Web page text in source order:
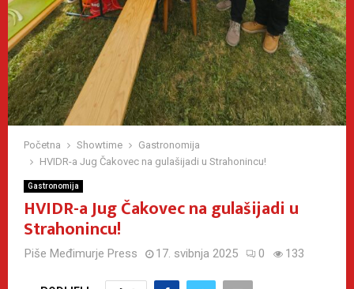
Početna Showtime
Gastronomija
HVIDR-a Jug Čakovec na gulašijadi u Strahonincu!
Gastronomija
HVIDR-a Jug Čakovec na gulašijadi u
Strahonincu!
Piše Međimurje Press 17. svibnja 2025 0 133